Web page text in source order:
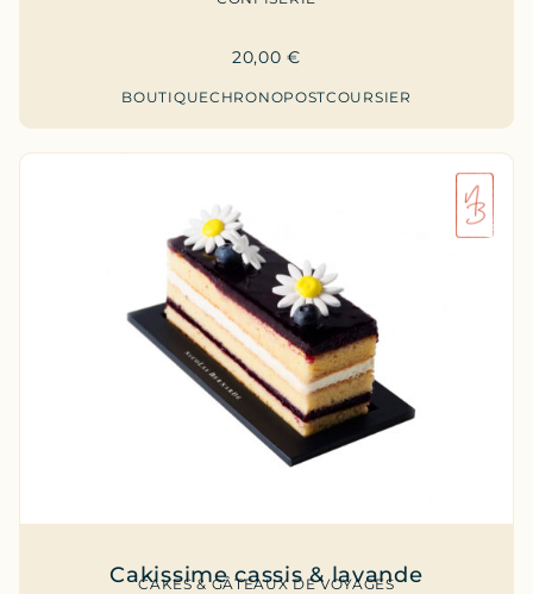
20,00€
BOUTIQUECHRONOPOSTCOURSIER
Cakissime cassis & lavande
CAKES & GÂTEAUX DE VOYAGES